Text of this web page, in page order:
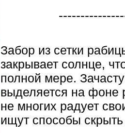
Забор из сетки
закрывает солнце,
полной мере.
выделяется на фоне
не многих радует
ищут способы скрыть